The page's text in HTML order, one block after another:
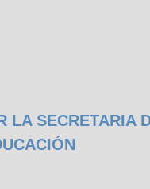
LA SECRETARIA